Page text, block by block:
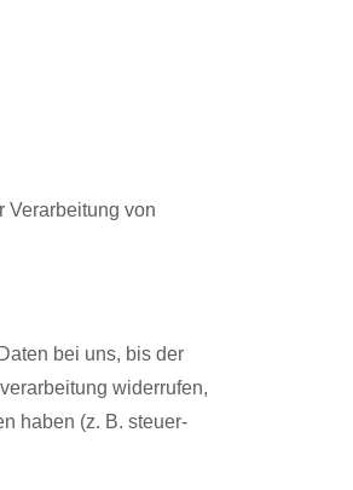
Verarbeitung von
bei uns, bis der
widerrufen,
haben (z. B. steuer-